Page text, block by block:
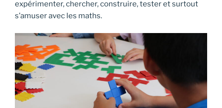
expérimenter, chercher, construire, tester et surtout
s’amuser avec les maths.